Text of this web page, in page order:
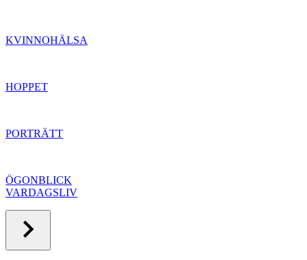
KVINNOHÄLSA
HOPPET
PORTRÄTT
ÖGONBLICK
VARDAGSLIV